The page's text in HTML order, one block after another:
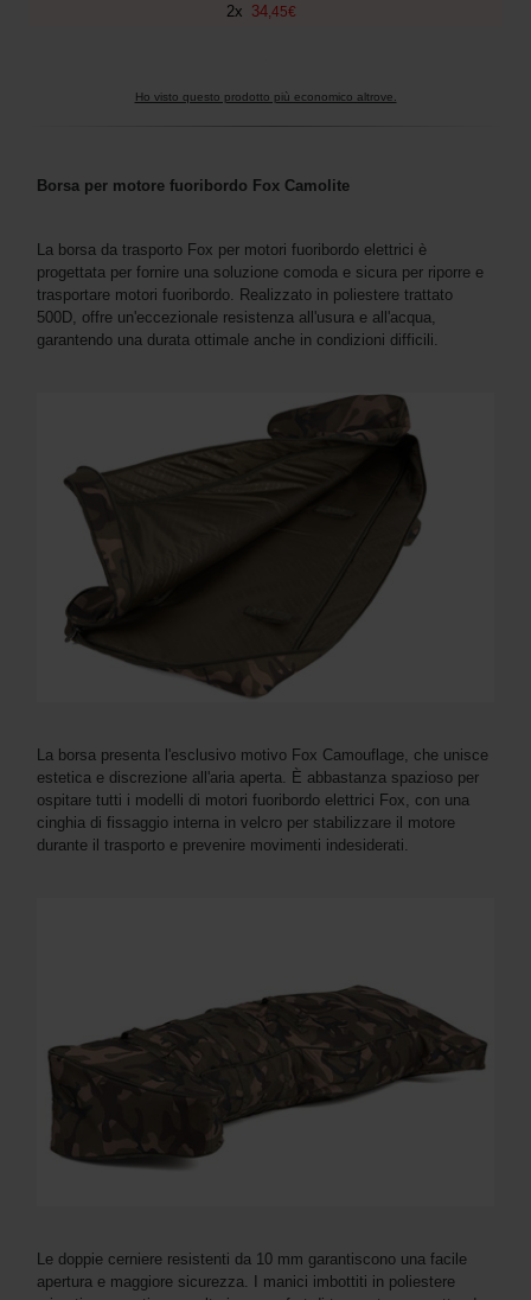
2x 34 45€
Ho visto questo prodotto più economico altrove.
Borsa per motore fuoribordo Fox Camolite
La borsa da trasporto Fox per motori fuoribordo elettrici è
progettata per fornire una soluzione comoda e sicura per riporre e
trasportare motori fuoribordo. Realizzato in poliestere trattato
500D, offre un'eccezionale resistenza all'usura e all'acqua,
garantendo una durata ottimale anche in condizioni difficili.
La borsa presenta l'esclusivo motivo Fox Camouflage, che unisce
estetica e discrezione all'aria aperta. È abbastanza spazioso per
ospitare tutti i modelli di motori fuoribordo elettrici Fox, con una
cinghia di fissaggio interna in velcro per stabilizzare il motore
durante il trasporto e prevenire movimenti indesiderati.
Le doppie cerniere resistenti da 10 mm garantiscono una facile
apertura e maggiore sicurezza. I manici imbottiti in poliestere